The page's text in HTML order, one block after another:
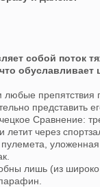
собой поток
обуславливает
препятствия
представить
Сравнение:
летит через
уложенная
лишь (из